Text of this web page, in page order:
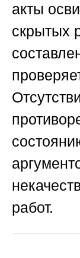
акты
скрытых
работ.